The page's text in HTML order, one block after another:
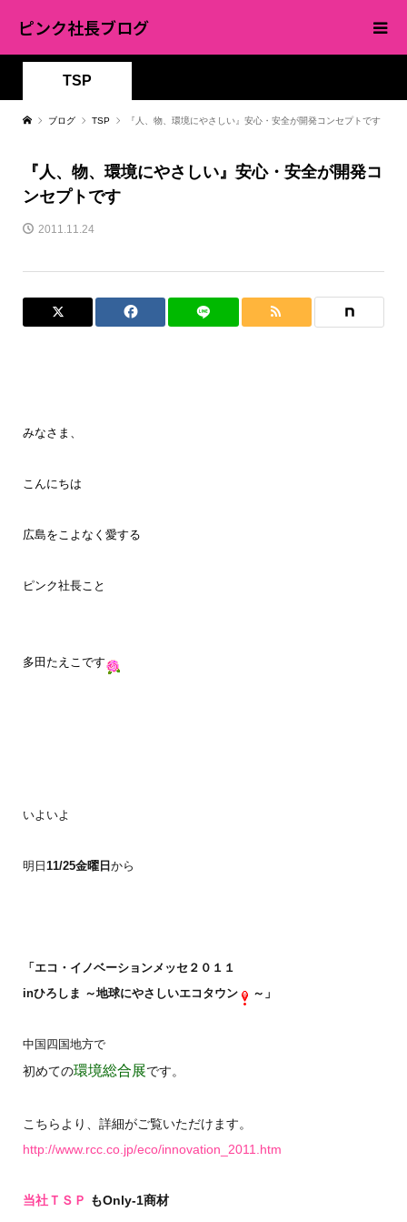
ピンク社長ブログ
TSP
ブログ TSP 『人、物、環境にやさしい』安心・安全が開発コンセプトです
『人、物、環境にやさしい』安心・安全が開発コ
ンセプトです
2011.11.24
みなさま、
こんにちは
広島をこよなく愛する
ピンク社長こと
多田たえこです
いよいよ
明日 11/25金曜日 から
「エコ・イノベーションメッセ２０１１
inひろしま ～地球にやさしいエコタウン
～」
中国四国地方で
初めての環境総合展です。
こちらより、詳細がご覧いただけます。
http://www.rcc.co.jp/eco/innovation_2011.htm
当社ＴＳＰ もOnly-1商材